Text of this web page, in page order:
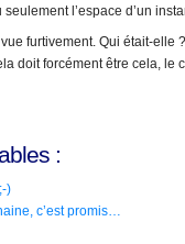
seulement l’espace d’un
furtivement. Qui était-elle
doit forcément être cela, le
:
)
c’est promis…